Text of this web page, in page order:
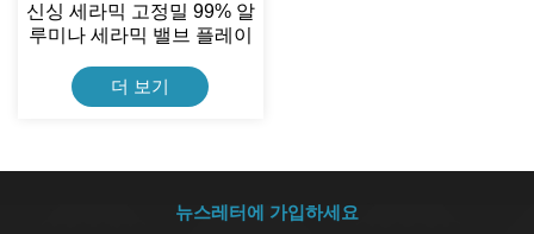
신싱 세라믹 고정밀 99% 알
루미나 세라믹 밸브 플레이
더 보기
뉴스레터에 가입하세요